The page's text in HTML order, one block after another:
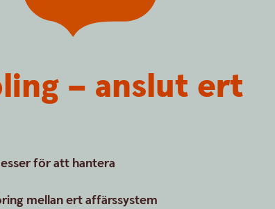
– anslut ert
för att hantera
mellan ert affärssystem